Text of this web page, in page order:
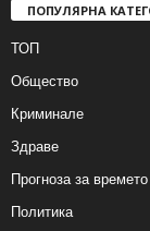
ПОПУЛЯРНА
ТОП
Общество
Криминале
Здраве
Прогноза за времето
Политика